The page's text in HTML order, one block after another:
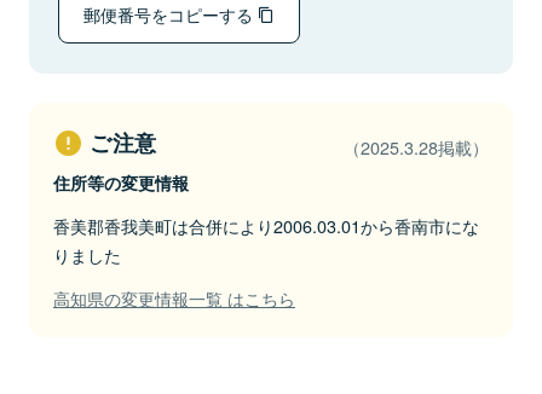
郵便番号をコピーする
ご注意 （2025.3.28掲載）
住所等の変更情報
香美郡香我美町は合併により2006.03.01から香南市にな
りました
高知県の変更情報一覧 はこちら